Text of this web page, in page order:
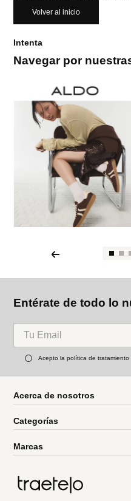
Volver al inicio
Intenta
Navegar por
Entérate de todo lo
Acepto la política de
Acerca de nosotros
Categorías
Marcas